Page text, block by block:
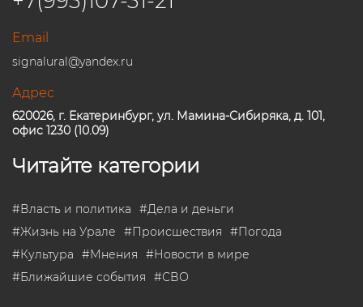
Email
signalural@yandex.ru
Адрес
620026, г. Екатеринбург, ул. Мамина-Сибиряка, д. 101,
офис 1230 (10.09)
Читайте категории
#Власть и политика #Дела и деньги
#Жизнь на Урале #Происшествия #Погода
#Культура #Мнения #Новости в мире
#Ближайшие события #СВО